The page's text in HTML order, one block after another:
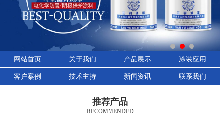
网站首页 关于我们 产品展示 涂装应用
客户案例 技术主持 新闻资讯 联系我们
推荐产品
RECOMMENDED